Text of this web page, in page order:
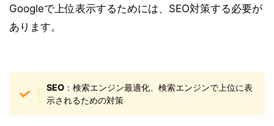
Googleで上位表示するためには、SEO対策する必要が
あります。
SEO ：検索エンジン最適化、検索エンジンで上位に表
示されるための対策